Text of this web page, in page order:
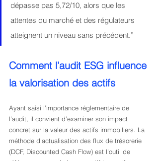
dépasse pas 5,72/10, alors que les
attentes du marché et des régulateurs
atteignent un niveau sans précédent.”
Comment l’audit ESG influence
la valorisation des actifs
Ayant saisi l’importance réglementaire de
l’audit, il convient d’examiner son impact
concret sur la valeur des actifs immobiliers. La
méthode d’actualisation des flux de trésorerie
(DCF, Discounted Cash Flow) est l’outil de